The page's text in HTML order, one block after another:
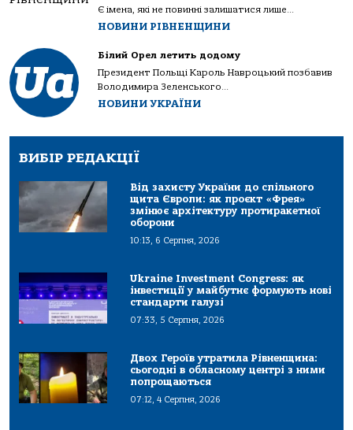
Є імена, які не повинні залишатися лише...
НОВИНИ РІВНЕНЩИНИ
Білий Орел летить додому
Президент Польщі Кароль Навроцький позбавив
Володимира Зеленського...
НОВИНИ УКРАЇНИ
ВИБІР РЕДАКЦІЇ
Від захисту України до спільного
щита Європи: як проєкт «Фрея»
змінює архітектуру протиракетної
оборони
10:13, 6 Серпня, 2026
Ukraine Investment Congress: як
інвестиції у майбутнє формують нові
стандарти галузі
07:33, 5 Серпня, 2026
Двох Героїв утратила Рівненщина:
сьогодні в обласному центрі з ними
попрощаються
07:12, 4 Серпня, 2026